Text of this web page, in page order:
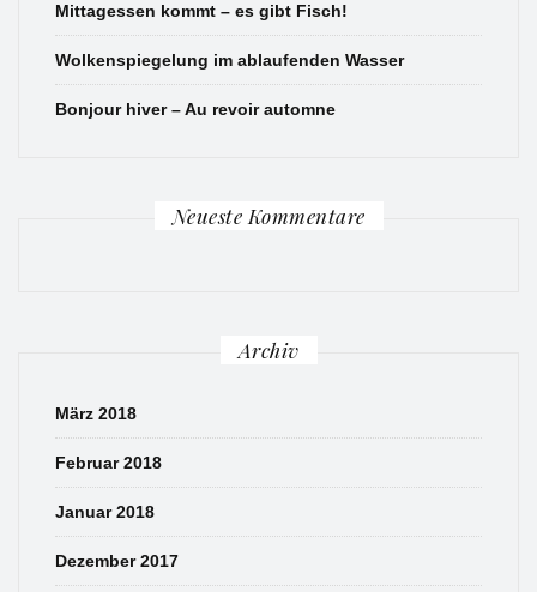
Mittagessen kommt – es gibt Fisch!
Wolkenspiegelung im ablaufenden Wasser
Bonjour hiver – Au revoir automne
Neueste Kommentare
Archiv
März 2018
Februar 2018
Januar 2018
Dezember 2017